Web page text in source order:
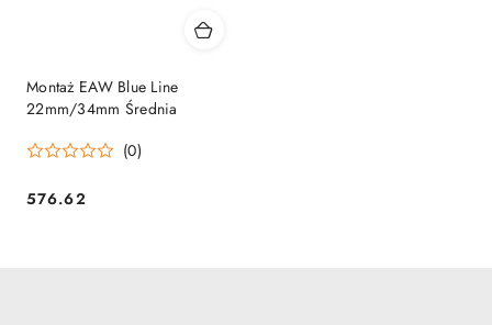
Montaż EAW Blue Line
22mm/34mm Średnia
(0)
Cena:
576.62